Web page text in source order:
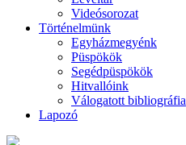
Videósorozat
Történelmünk
Egyházmegyénk
Püspökök
Segédpüspökök
Hitvallóink
Válogatott bibliográfia
Lapozó